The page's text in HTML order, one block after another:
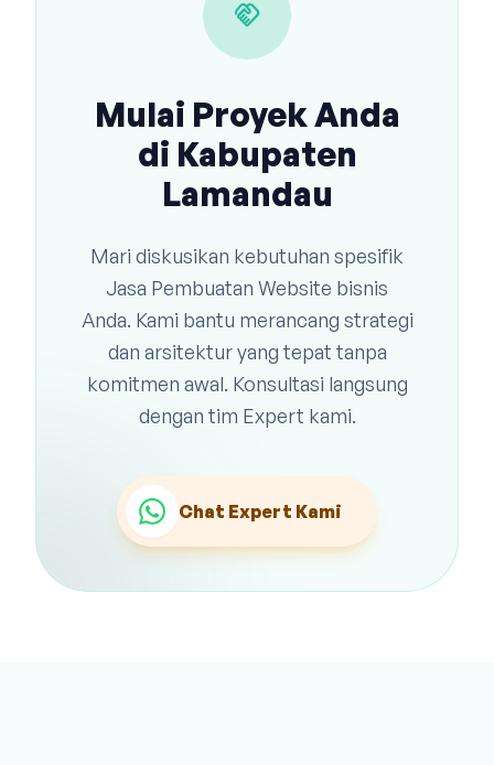
handshake
Mulai Proyek Anda
di Kabupaten
Lamandau
Mari diskusikan kebutuhan spesifik
Jasa Pembuatan Website bisnis
Anda. Kami bantu merancang strategi
dan arsitektur yang tepat tanpa
komitmen awal. Konsultasi langsung
dengan tim Expert kami.
Chat Expert Kami